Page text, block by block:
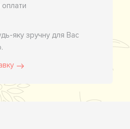
яку зручну для Вас